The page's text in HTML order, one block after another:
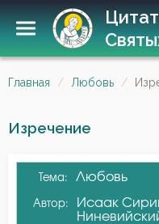
Главная Любовь
Изречение
Тема: Любовь
Автор:
Исаак